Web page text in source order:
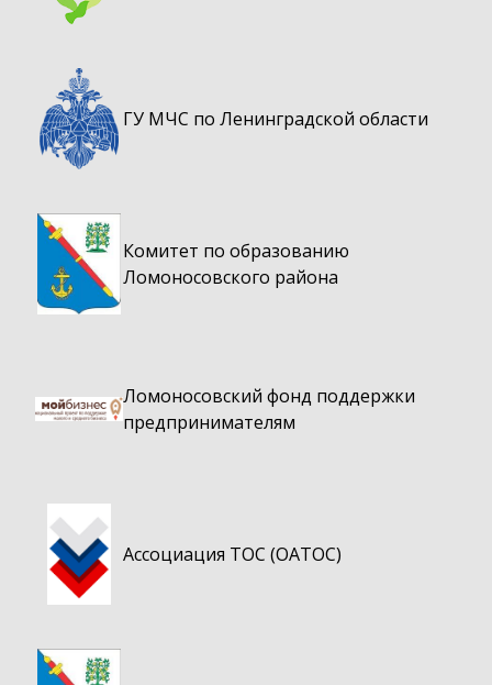
ГУ МЧС по Ленинградской области
Комитет по образованию
Ломоносовского района
Ломоносовский фонд поддержки
предпринимателям
Ассоциация ТОС (ОАТОС)